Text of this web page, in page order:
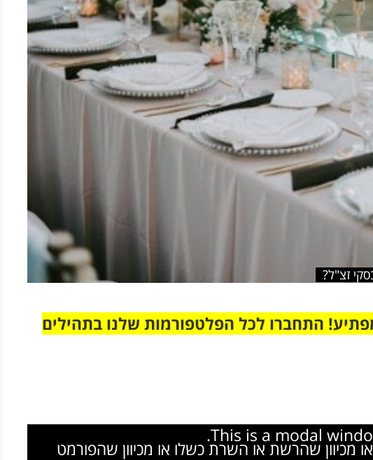
זצ"ל?
התחברו לכל הפלטפורמות שלנו בתהילים
This is a modal
מכיוון שהרשת או השרת כשלו או מכיוון שהפורמט